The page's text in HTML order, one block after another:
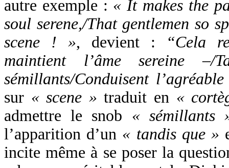
autre exemple : « It makes the
soul serene,/That gentlemen so
scene ! », devient :
“Cela
maintient l’âme sereine –/
sémillants/Conduisent
sur « scene » traduit en «
admettre le snob « sémillants
l’apparition d’un « tandis que »
incite même à se poser la